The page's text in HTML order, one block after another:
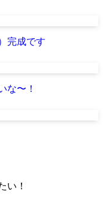
完成です
な〜！
い！